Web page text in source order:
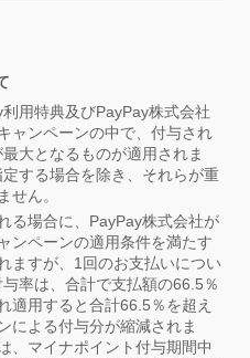
用特典及びPayPay株式会社
ャンペーンの中で、付与され
大となるものが適用されま
する場合を除き、それらが重
せん。
る場合に、PayPay株式会社が
ンペーンの適用条件を満たす
ますが、1回のお支払いについ
率は、合計で支払額の66.5％
適用すると合計66.5％を超え
による付与分が縮減されま
、マイナポイント付与期間中